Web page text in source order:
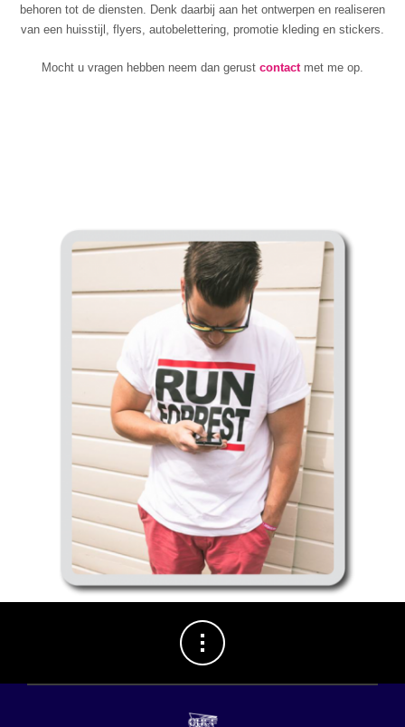
behoren tot de diensten. Denk daarbij aan het ontwerpen en realiseren
van een huisstijl, flyers, autobelettering, promotie kleding en stickers.
Mocht u vragen hebben neem dan gerust contactmet me op.